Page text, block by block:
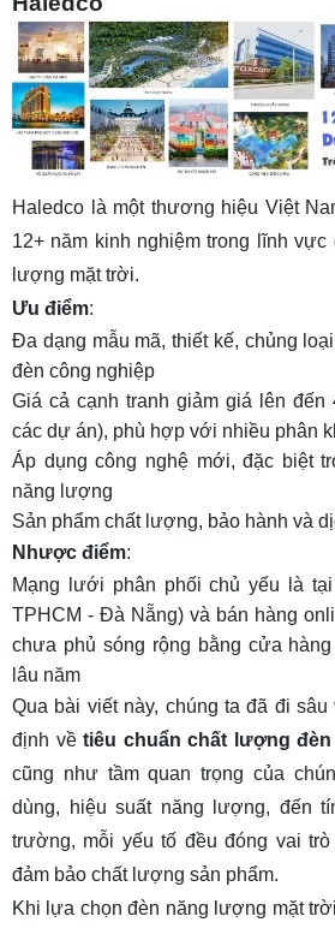
Haledco là một thương hiệu Việt
12+ năm kinh nghiệm trong lĩnh vực
lượng mặt trời.
Ưu điểm:
Đa dạng mẫu mã, thiết kế, chủng
đèn công nghiệp
Giá cả cạnh tranh giảm giá lên
các dự án), phù hợp với nhiều phân
Áp dụng công nghệ mới, đặc biệt
năng lượng
Sản phẩm chất lượng, bảo hành và
Nhược điểm:
Mạng lưới phân phối chủ yếu là
TPHCM - Đà Nẵng) và bán hàng
chưa phủ sóng rộng bằng cửa
lâu năm
Qua bài viết này, chúng ta đã đi
định về tiêu chuẩn chất lượng
cũng như tầm quan trọng của
dùng, hiệu suất năng lượng, đến
trường, mỗi yếu tố đều đóng vai
đảm bảo chất lượng sản phẩm.
Khi lựa chọn đèn năng lượng mặt